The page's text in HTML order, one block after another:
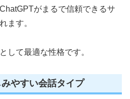
がまるで信頼できるサ
ます。
して最適な性格です。
やすい会話タイプ